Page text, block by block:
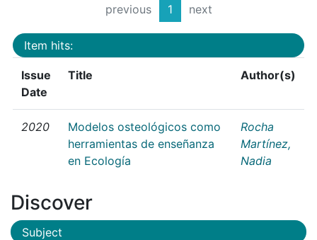
previous 1 next
Item hits:
Issue
Date
Title Author(s)
2020
Modelos osteológicos como
herramientas de enseñanza
en Ecología
Rocha
Martínez,
Nadia
Discover
Subject